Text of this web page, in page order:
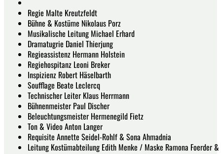
Regie Malte Kreutzfeldt
Bühne & Kostüme Nikolaus Porz
Musikalische Leitung Michael Erhard
Dramatugrie Daniel Thierjung
Regieassistenz Hermann Holstein
Regiehospitanz Leoni Breker
Inspizienz Robert Häselbarth
Soufflage Beate Leclercq
Technischer Leiter Klaus Herrmann
Bühnenmeister Paul Discher
Beleuchtungsmeister Hermenegild Fietz
Ton & Video Anton Langer
Requisite Annette Seidel-Rohlf & Sona Ahmadnia
Leitung Kostümabteilung Edith Menke / Maske Ramona Foerder